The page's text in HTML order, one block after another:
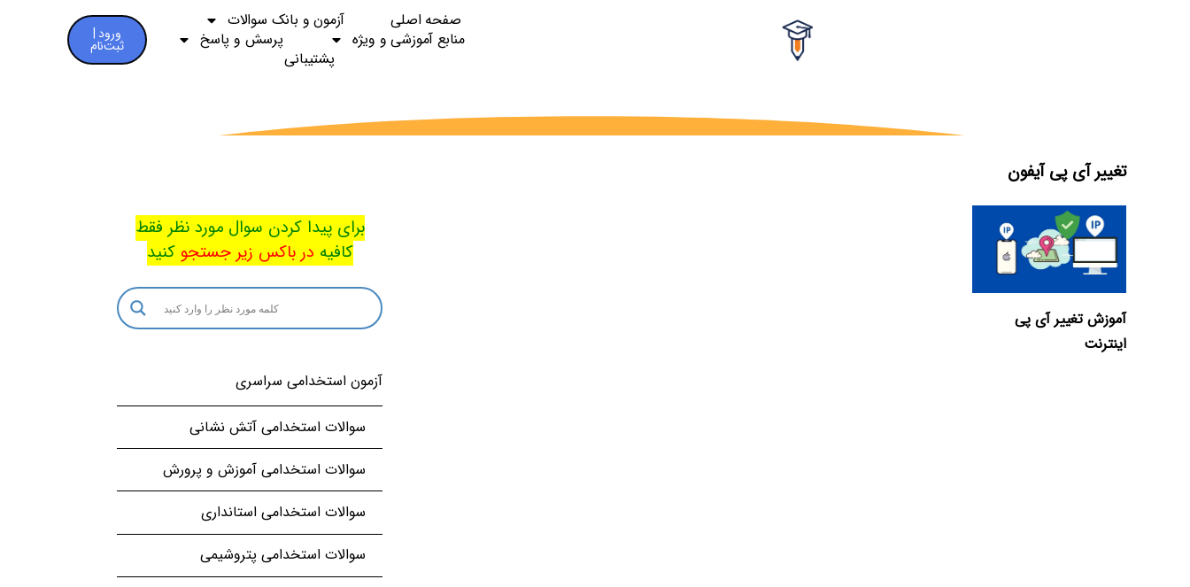
صفحه اصلی
آزمون و بانک سوالات
منابع آموزشی و ویژه
پرسش و پاسخ
پشتیبانی
ورود |
ثبت‌نام
تغییر آی پی آیفون
آموزش تغییر آی پی
اینترنت
برای پیدا کردن سوال مورد نظر فقط
کافیه در باکس زیر جستجو کنید
آزمون استخدامی سراسری
سوالات استخدامی آتش نشانی
سوالات استخدامی آموزش و پرورش
سوالات استخدامی استانداری
سوالات استخدامی پتروشیمی